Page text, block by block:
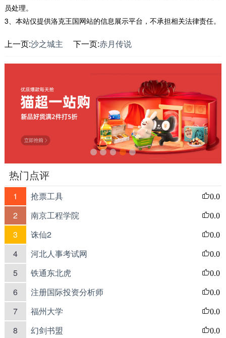
员处理。
3、本站仅提供洛克王国网站的信息展示平台，不承担相关法律责任。
上一页:沙之城主 下一页:赤月传说
热门点评
1 抢票工具 0.0
2 南京工程学院 0.0
3 诛仙2 0.0
4 河北人事考试网 0.0
5 铁通东北虎 0.0
6 注册国际投资分析师 0.0
7 福州大学 0.0
8 幻剑书盟 0.0